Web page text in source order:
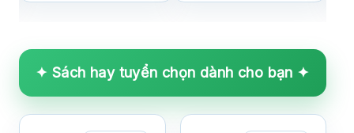
✦ Sách hay tuyển chọn dành cho bạn ✦